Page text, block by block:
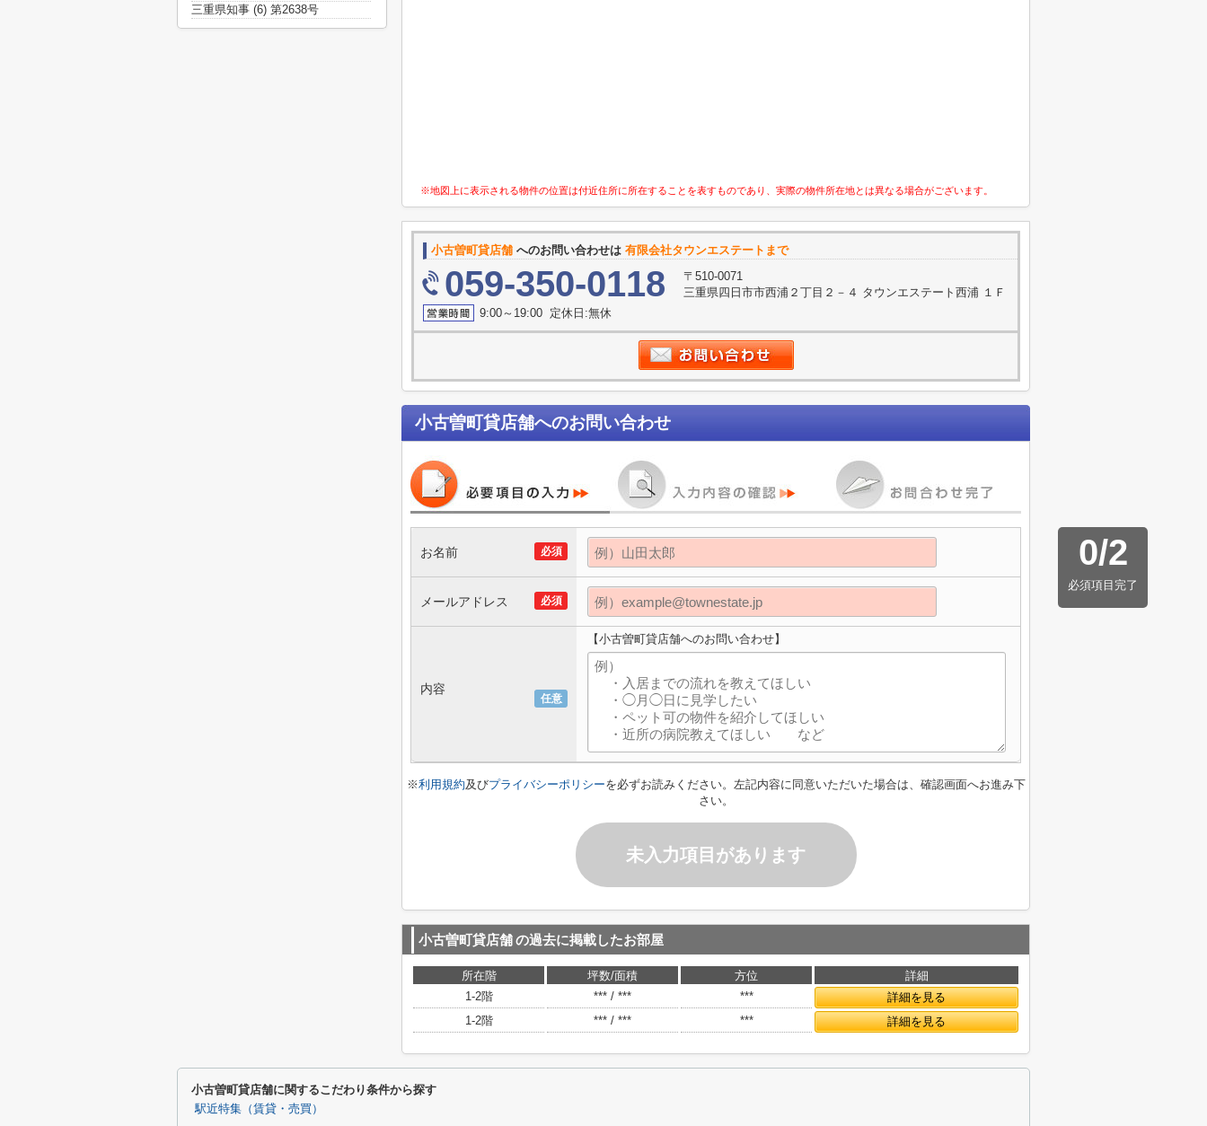
※地図上に表示される物件の位置は付近住所に所在することを表すものであり、実際の物件所在地とは異なる場合がございます。
小古曽町貸店舗 へのお問い合わせは 有限会社タウンエステートまで
059-350-0118
〒510-0071
三重県四日市市西浦２丁目２－４ タウンエステート西浦 １Ｆ
9:00～19:00 定休日:無休
小古曽町貸店舗へのお問い合わせ
0/2
必須項目完了
必須
お名前
必須
メールアドレス
任意
内容
【小古曽町貸店舗へのお問い合わせ】
※利用規約及びプライバシーポリシーを必ずお読みください。左記内容に同意いただいた場合は、確認画面へお進み下
さい。
未入力項目があります
小古曽町貸店舗の過去に掲載したお部屋
所在階 坪数/面積 方位
詳細
1-2階
*** / *** ***
詳細を見る
1-2階
*** / *** *** 詳細を見る
三重県知事 (6) 第2638号
小古曽町貸店舗に関するこだわり条件から探す
駅近特集（賃貸・売買）